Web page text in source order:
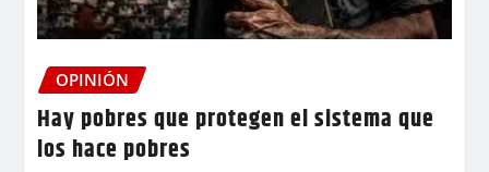
OPINIÓN
Hay pobres que protegen el sistema que
los hace pobres